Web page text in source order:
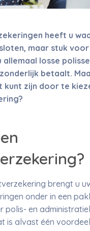
heeft u
maar stuk
losse
betaalt.
zijn door te
brengt u
onder in een
polis- en
is alvast één